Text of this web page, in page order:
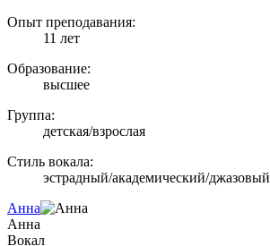
Опыт преподавания:
11 лет
Образование:
высшее
Группа:
детская/взрослая
Стиль вокала:
эстрадный/академический/джазовый
Анна
Анна
Вокал